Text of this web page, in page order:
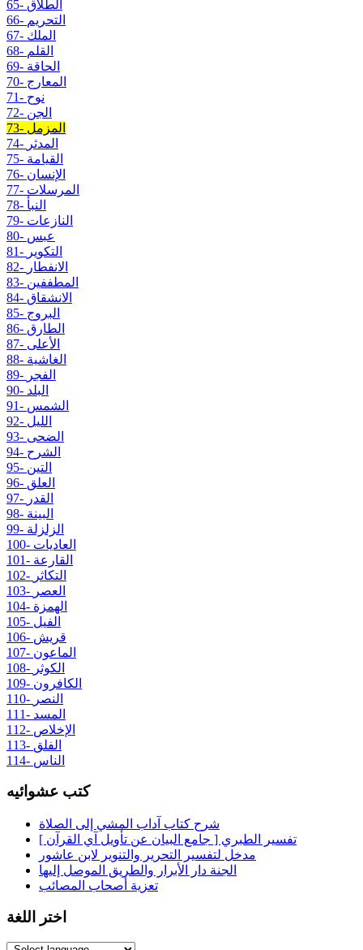
65- الطلاق
66- التحريم
67- الملك
68- القلم
69- الحاقة
70- المعارج
71- نوح
72- الجن
73- المزمل
74- المدثر
75- القيامة
76- الإنسان
77- المرسلات
78- النبأ
79- النازعات
80- عبس
81- التكوير
82- الانفطار
83- المطففين
84- الانشقاق
85- البروج
86- الطارق
87- الأعلى
88- الغاشية
89- الفجر
90- البلد
91- الشمس
92- الليل
93- الضحى
94- الشرح
95- التين
96- العلق
97- القدر
98- البينة
99- الزلزلة
100- العاديات
101- القارعة
102- التكاثر
103- العصر
104- الهمزة
105- الفيل
106- قريش
107- الماعون
108- الكوثر
109- الكافرون
110- النصر
111- المسد
112- الإخلاص
113- الفلق
114- الناس
كتب عشوائيه
شرح كتاب آداب المشي إلى الصلاة
تفسير الطبري [ جامع البيان عن تأويل آي القرآن ]
مدخل لتفسير التحرير والتنوير لابن عاشور
الجنة دار الأبرار والطريق الموصل إليها
تعزية أصحاب المصائب
اختر اللغة